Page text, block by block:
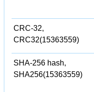
CRC-32,
CRC32(15363559)
SHA-256 hash,
SHA256(15363559)